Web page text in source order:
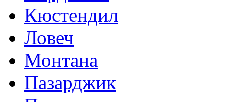
Кюстендил
Ловеч
Монтана
Пазарджик